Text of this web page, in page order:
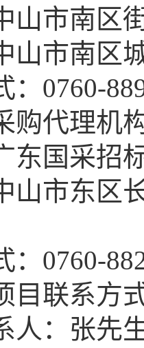
市南区街
市南区城
0760-
代理机
国采招
市东区长
0760-
联系方
：张先